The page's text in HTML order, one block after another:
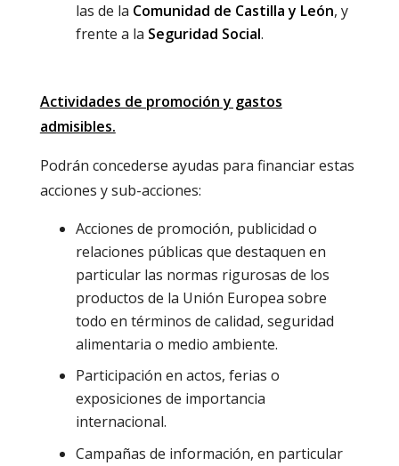
las de la Comunidad de Castilla y León, y
frente a la Seguridad Social.
Actividades de promoción y gastos
admisibles.
Podrán concederse ayudas para financiar estas
acciones y sub-acciones:
Acciones de promoción, publicidad o
relaciones públicas que destaquen en
particular las normas rigurosas de los
productos de la Unión Europea sobre
todo en términos de calidad, seguridad
alimentaria o medio ambiente.
Participación en actos, ferias o
exposiciones de importancia
internacional.
Campañas de información, en particular